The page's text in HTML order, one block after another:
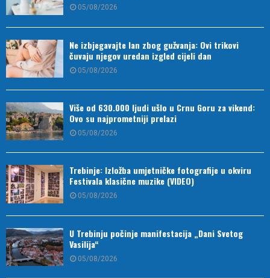
05/08/2026
Ne izbjegavajte lan zbog gužvanja: Ovi trikovi
čuvaju njegov uredan izgled cijeli dan
05/08/2026
Više od 630.000 ljudi ušlo u Crnu Goru za vikend:
Ovo su najprometniji prelazi
05/08/2026
Trebinje: Izložba umjetničke fotografije u okviru
Festivala klasične muzike (VIDEO)
05/08/2026
U Trebinju počinje manifestacija „Dani Svetog
Vasilija“
05/08/2026